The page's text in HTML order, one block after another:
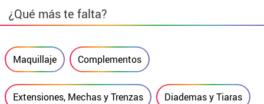
¿Qué más te falta?
Maquillaje Complementos
Extensiones, Mechas y Trenzas Diademas y Tiaras